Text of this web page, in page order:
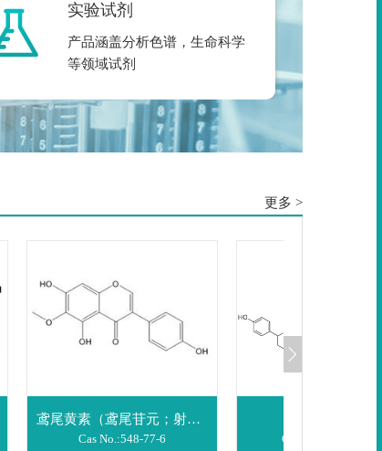
实验试剂
产品涵盖分析色谱，生命科学
等领域试剂
更多 >
鸢尾黄素（鸢尾苷元；射干苷元）
Cas No.:548-77-6 Cas No.: